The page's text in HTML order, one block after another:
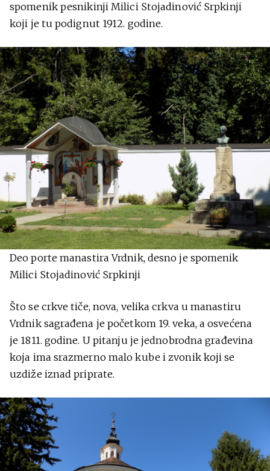
spomenik pesnikinji Milici Stojadinović Srpkinji
koji je tu podignut 1912. godine.
Deo porte manastira Vrdnik, desno je spomenik
Milici Stojadinović Srpkinji
Što se crkve tiče, nova, velika crkva u manastiru
Vrdnik sagrađena je početkom 19. veka, a osvećena
je 1811. godine. U pitanju je jednobrodna građevina
koja ima srazmerno malo kube i zvonik koji se
uzdiže iznad priprate.